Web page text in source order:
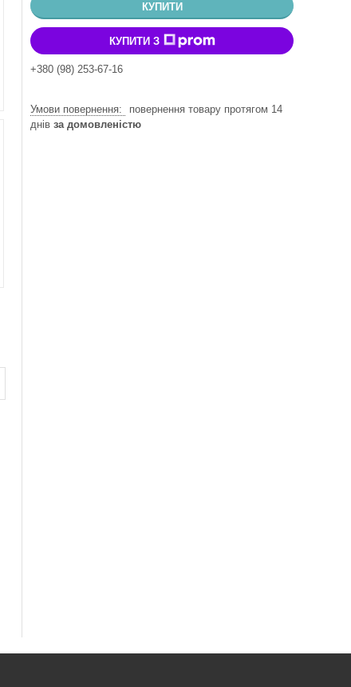
КУПИТИ
КУПИТИ З
+380 (98) 253-67-16
повернення товару протягом 14
днів за домовленістю